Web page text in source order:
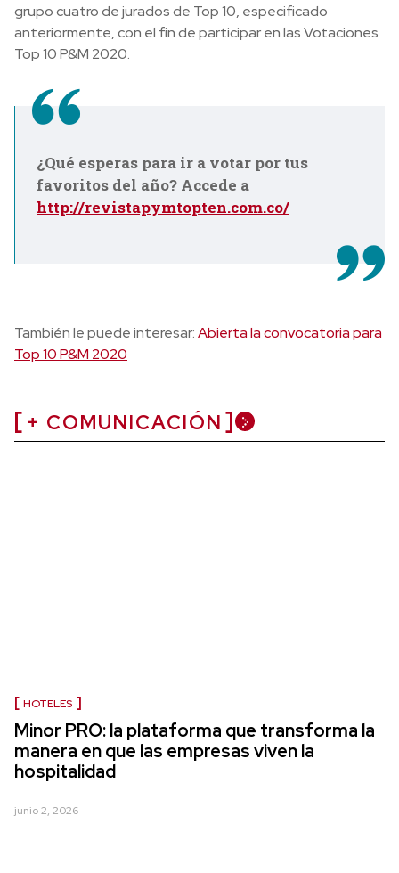
grupo cuatro de jurados de Top 10, especificado
anteriormente, con el fin de participar en las Votaciones
Top 10 P&M 2020.
¿Qué esperas para ir a votar por tus
favoritos del año? Accede a
http://revistapymtopten.com.co/
También le puede interesar:Abierta la convocatoria para
Top 10 P&M 2020
+ COMUNICACIÓN
HOTELES
Minor PRO: la plataforma que transforma la
manera en que las empresas viven la
hospitalidad
junio 2, 2026